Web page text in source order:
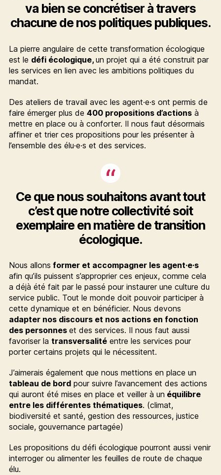
va bien se concrétiser à travers
chacune de nos politiques publiques.
La pierre angulaire de cette transformation écologique
est le défi écologique, un projet qui a été construit par
les services en lien avec les ambitions politiques du
mandat.
Des ateliers de travail avec les agent·e·s ont permis de
faire émerger plus de 400 propositions d’actionsà
mettre en place ou à conforter. Il nous faut désormais
affiner et trier ces propositions pour les présenter à
l’ensemble des élu·e·s et des services.
Ce que nous souhaitons avant tout
c’est que notre collectivité soit
exemplaire en matière de transition
écologique.
Nous allons former et accompagner les agent·e·s
afin qu’ils puissent s’approprier ces enjeux, comme cela
a déjà été fait par le passé pour instaurer une culture du
service public. Tout le monde doit pouvoir participer à
cette dynamique et en bénéficier. Nous devons
adapter nos discours et nos actions en fonction
des personnes et des services. Il nous faut aussi
favoriser la transversalitéentre les services pour
porter certains projets qui le nécessitent.
J’aimerais également que nous mettions en place un
tableau de bordpour suivre l’avancement des actions
qui auront été mises en place et veiller à un équilibre
entre les différentes thématiques. (climat,
biodiversité et santé, gestion des ressources, justice
sociale, gouvernance partagée)
Les propositions du défi écologique pourront aussi venir
interroger ou alimenter les feuilles de route de chaque
élu.